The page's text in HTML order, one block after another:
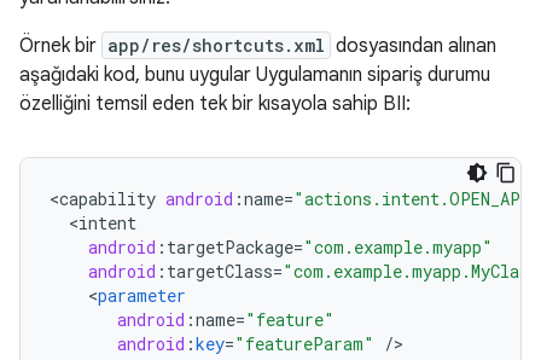
Örnek bir app/res/shortcuts.xml dosyasından alınan
aşağıdaki kod, bunu uygular Uygulamanın sipariş durumu
özelliğini temsil eden tek bir kısayola sahip BII:
<capability android :name=
<intent
android : targetPackage="com.example.myapp"
android : targetClass=
<parameter
android :name="feature"
android :key="featureParam" /